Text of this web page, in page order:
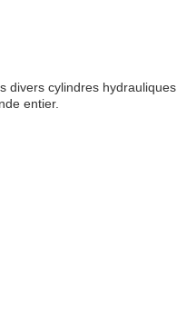
divers cylindres hydrauliques
entier.